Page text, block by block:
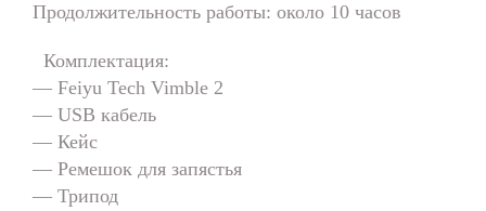
Продолжительность работы: около 10 часов
Комплектация:
— Feiyu Tech Vimble 2
— USB кабель
— Кейс
— Ремешок для запястья
— Трипод